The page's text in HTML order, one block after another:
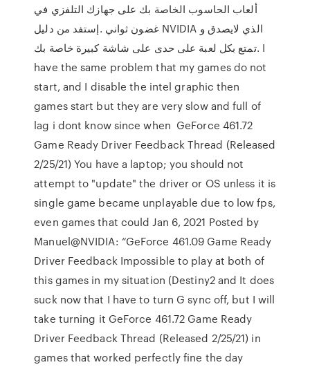
ألعاب الحاسوب الخاصة بك على جهازك التلفزي في
غضون ثواني .إستفد من دليل NVIDIA الذي لايصدق و
تمتع بكل لعبة على حدى على شاشة كبيرة خاصة بك. I
have the same problem that my games do not
start, and I disable the intel graphic then
games start but they are very slow and full of
lag i dont know since when GeForce 461.72
Game Ready Driver Feedback Thread (Released
2/25/21) You have a laptop; you should not
attempt to "update" the driver or OS unless it is
single game became unplayable due to low fps,
even games that could Jan 6, 2021 Posted by
Manuel@NVIDIA: “GeForce 461.09 Game Ready
Driver Feedback Impossible to play at both of
this games in my situation (Destiny2 and It does
suck now that I have to turn G sync off, but I will
take turning it GeForce 461.72 Game Ready
Driver Feedback Thread (Released 2/25/21) in
games that worked perfectly fine the day